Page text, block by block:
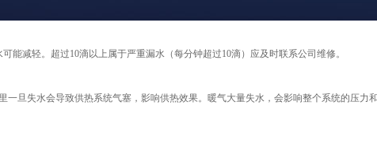
减轻。超过10滴以上属于严重漏水（每分钟超过10滴）应及时联系公司维修。
旦失水会导致供热系统气塞，影响供热效果。暖气大量失水，会影响整个系统的压力